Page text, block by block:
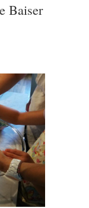
Baiser